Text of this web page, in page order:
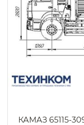
КАМАЗ 65115-